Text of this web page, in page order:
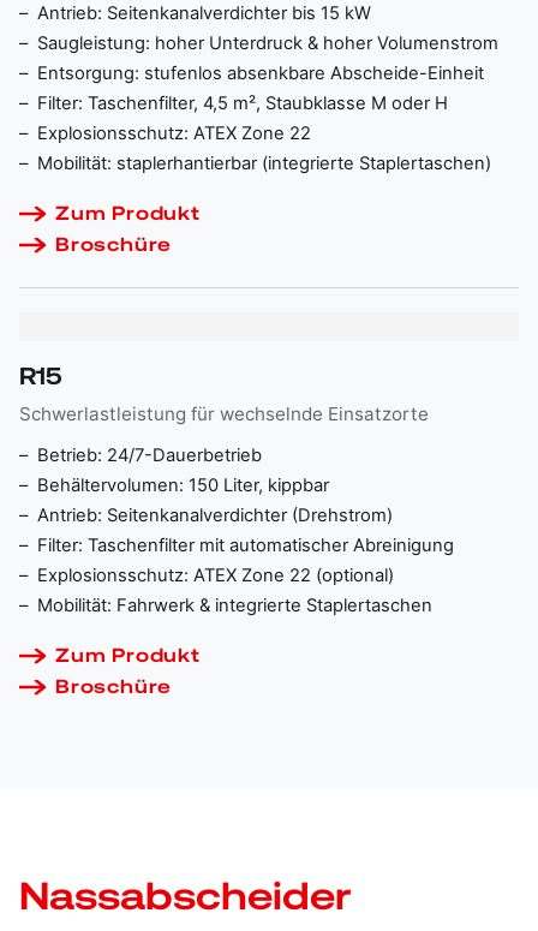
Antrieb: Seitenkanalverdichter bis 15 kW
Saugleistung: hoher Unterdruck & hoher Volumenstrom
Entsorgung: stufenlos absenkbare Abscheide-Einheit
Filter: Taschenfilter, 4,5 m², Staubklasse M oder H
Explosionsschutz: ATEX Zone 22
Mobilität: staplerhantierbar (integrierte Staplertaschen)
Zum Produkt
Broschüre
R15
Schwerlastleistung für wechselnde Einsatzorte
Betrieb: 24/7-Dauerbetrieb
Behältervolumen: 150 Liter, kippbar
Antrieb: Seitenkanalverdichter (Drehstrom)
Filter: Taschenfilter mit automatischer Abreinigung
Explosionsschutz: ATEX Zone 22 (optional)
Mobilität: Fahrwerk & integrierte Staplertaschen
Zum Produkt
Broschüre
Nassabscheider